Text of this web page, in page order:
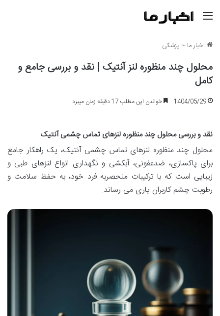
اخبار ما~ پزشکی
محلول چند منظوره لنز آنتیک | نقد و بررسی جامع و
کامل
1404/05/29 خواندن این مطلب 17 دقیقه زمان میبرد
نقد و بررسی محلول چند منظوره لنزهای تماس چشمی آنتیک
محلول چند منظوره لنزهای تماس چشمی آنتیک، یک راهکار جامع
برای پاکسازی، ضدعفونی، آبکشی و نگهداری انواع لنزهای طبی و
زیبایی است که با ترکیبات منحصربه فرد خود، به حفظ سلامت و
رطوبت چشم کاربران یاری می رساند.